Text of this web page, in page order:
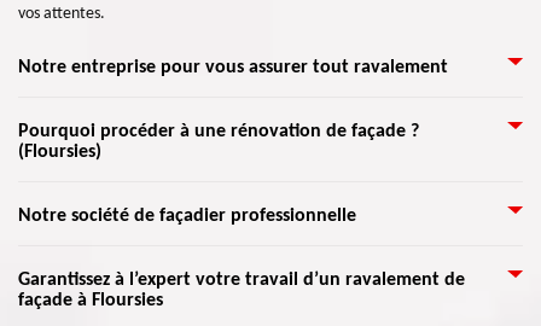
vos attentes.
Notre entreprise pour vous assurer tout ravalement
Il est plus sûr d’avoir plusieurs devis de différents ravaleurs, notamment si
c’est votre premier ravalement de façade. Il vous suffit de passer sur un
d’entreprise comme Artisan Lemoine 59 où vous détaillerez vos nécessités
pour que l’on puisse l’étudier approfondissement. Une fois, le rendez-vous
C’est pour identifier les opérations précises à faire, et aussi pour examiner
l’état des murs et façades à travailler.
Pourquoi procéder à une rénovation de façade ?
(Floursies)
Artisan Lemoine 59 vous accompagnera dans toutes les étapes de votre
dommages et leurs sources, jusqu’à la réalisation de votre projet. Que ce
soit pour une rénovation de façade normale, d'une peinture murale, etc.
Notre société de façadier professionnelle
Si vous recherchez une entreprise crédible qui prend en charge les travaux
de façade et de mur extérieur, nous vous invitons de nous appeler. Notre
Garantissez à l’expert votre travail d’un ravalement de
façade à Floursies